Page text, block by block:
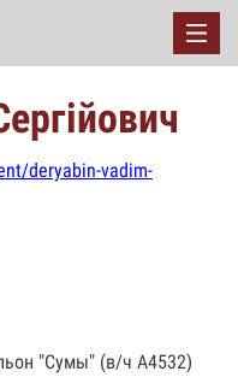
deryabin-vadim-
"Сумы" (в/ч А4532)